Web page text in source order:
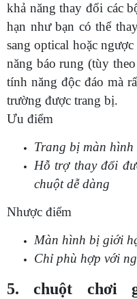
khả năng thay đổi các
hạn như bạn có thể
sang optical hoặc
năng báo rung (tùy
tính năng độc đáo mà
trường được trang bị.
Ưu điểm
Trang bị màn
Hỗ trợ thay đổi
chuột dễ dàng
Nhược điểm
Màn hình bị giới
Chỉ phù hợp với
5. chuột chơi